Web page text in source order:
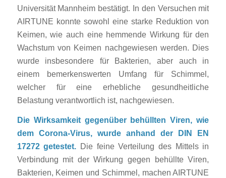
Universität Mannheim bestätigt. In den Versuchen mit
AIRTUNE konnte sowohl eine starke Reduktion von
Keimen, wie auch eine hemmende Wirkung für den
Wachstum von Keimen nachgewiesen werden. Dies
wurde insbesondere für Bakterien, aber auch in
einem bemerkenswerten Umfang für Schimmel,
welcher für eine erhebliche gesundheitliche
Belastung verantwortlich ist, nachgewiesen.
Die Wirksamkeit gegenüber behüllten Viren, wie
dem Corona-Virus, wurde anhand der DIN EN
17272 getestet. Die feine Verteilung des Mittels in
Verbindung mit der Wirkung gegen behüllte Viren,
Bakterien, Keimen und Schimmel, machen AIRTUNE